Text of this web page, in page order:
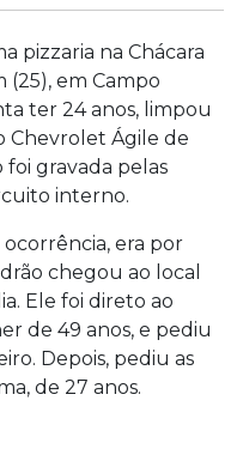
pizzaria na Chácara
(25), em Campo
ter 24 anos, limpou
Chevrolet Ágile de
foi gravada pelas
interno.
era por
chegou ao local
Ele foi direto ao
de 49 anos, e pediu
Depois, pediu as
de 27 anos.